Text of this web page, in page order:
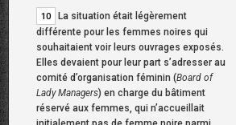
10
La situation était légèrement
différente pour les femmes noires qui
souhaitaient voir leurs ouvrages exposés.
Elles devaient pour leur part s’adresser au
comité d’organisation féminin (Board of
Lady Managers) en charge du bâtiment
réservé aux femmes, qui n’accueillait